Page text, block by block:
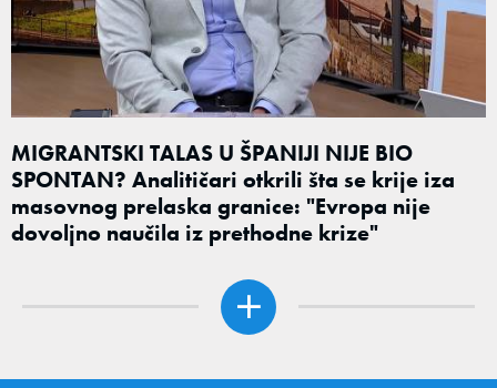
MIGRANTSKI TALAS U ŠPANIJI NIJE BIO
SPONTAN? Analitičari otkrili šta se krije iza
masovnog prelaska granice: "Evropa nije
dovoljno naučila iz prethodne krize"